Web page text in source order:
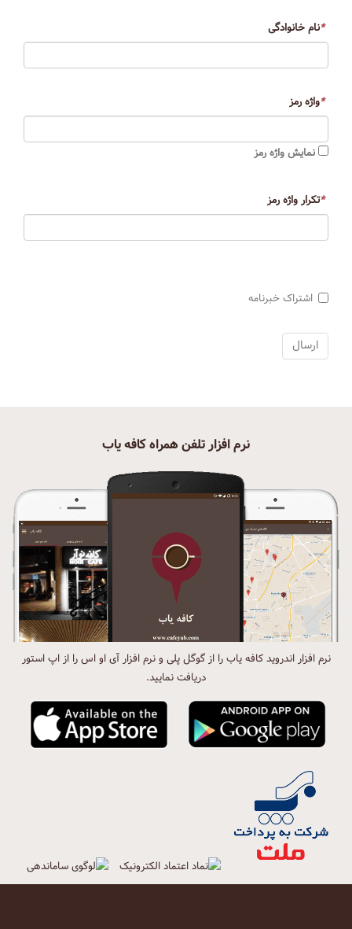
*نام خانوادگی
*واژه رمز
نمایش واژه رمز
*تکرار واژه رمز
اشتراک خبرنامه
نرم افزار تلفن همراه کافه یاب
نرم افزار اندروید کافه یاب را از گوگل پلی و نرم افزار آی او اس را از اپ استور
دریافت نمایید.